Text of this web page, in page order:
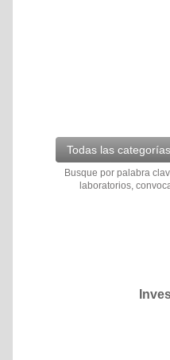
Todas las categorías
Busque por palabra
laboratorios,